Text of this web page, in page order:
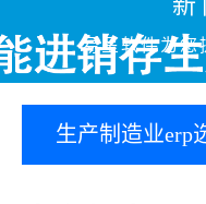
易呈软件为您
生产制造业erp